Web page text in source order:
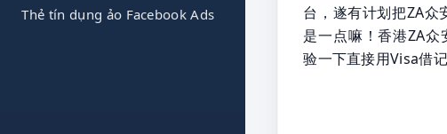
Thẻ tín dụng ảo Facebook Ads
台，遂有计划把ZA
是一点嘛！香港ZA
验一下直接用Visa借记